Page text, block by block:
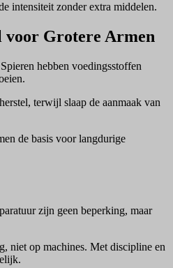
intensiteit zonder extra middelen.
voor Grotere Armen
hebben voedingsstoffen
terwijl slaap de aanmaak van
de basis voor langdurige
zijn geen beperking, maar
niet op machines. Met discipline en